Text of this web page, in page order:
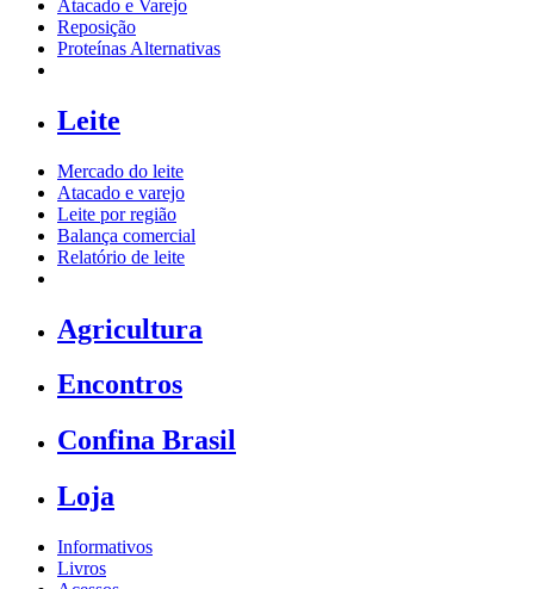
Atacado e Varejo
Reposição
Proteínas Alternativas
Leite
Mercado do leite
Atacado e varejo
Leite por região
Balança comercial
Relatório de leite
Agricultura
Encontros
Confina Brasil
Loja
Informativos
Livros